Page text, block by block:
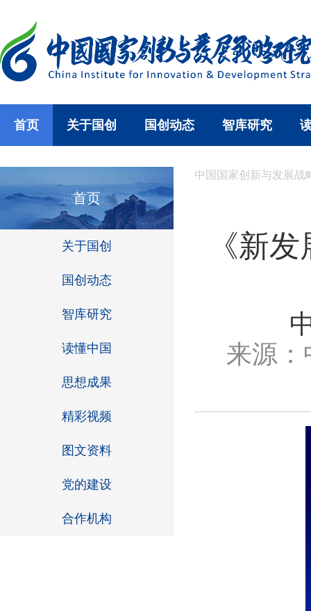
首页 关于国创 国创动态 智库研究
首页
关于国创
国创动态
智库研究
读懂中国
思想成果
精彩视频
图文资料
党的建设
合作机构
中国国家创新与发展战
《新
来源：